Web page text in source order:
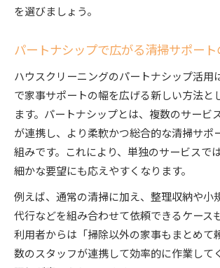
を選びましょう。
パートナシップで広がる清掃サポー
ハウスクリーニングのパートナシップ活用
で家事サポートの幅を広げる新しい方法と
ます。パートナシップとは、複数のサービ
が連携し、より柔軟かつ総合的な清掃サポ
組みです。これにより、単独のサービスで
細かな要望にも応えやすくなります。
例えば、通常の清掃に加え、整理収納や小
代行などを組み合わせて依頼できるケース
利用者からは「掃除以外の家事もまとめて
数のスタッフが連携して効率的に作業して